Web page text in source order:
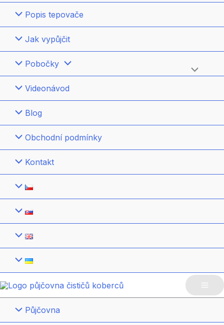
Popis tepovače
Jak vypůjčit
Pobočky
Přepínač
Videonávod
Blog
Obchodní podmínky
Kontakt
Půjčovna